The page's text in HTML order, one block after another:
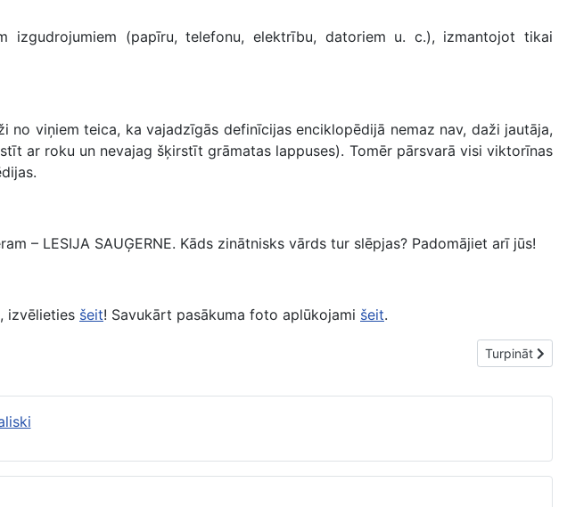
(papīru, telefonu, elektrību, datoriem u. c.), izmantojot tikai
viņiem teica, ka vajadzīgās definīcijas enciklopēdijā nemaz nav, daži jautāja,
ar roku un nevajag šķirstīt grāmatas lappuses). Tomēr pārsvarā visi viktorīnas
LESIJA SAUĢERNE. Kāds zinātnisks vārds tur slēpjas? Padomājiet arī jūs!
izvēlieties šeit! Savukārt pasākuma foto aplūkojami šeit.
Nākamais
Turpināt